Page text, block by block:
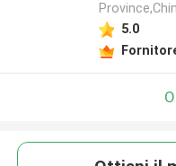
5.0